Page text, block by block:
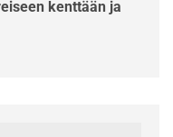
kenttään ja